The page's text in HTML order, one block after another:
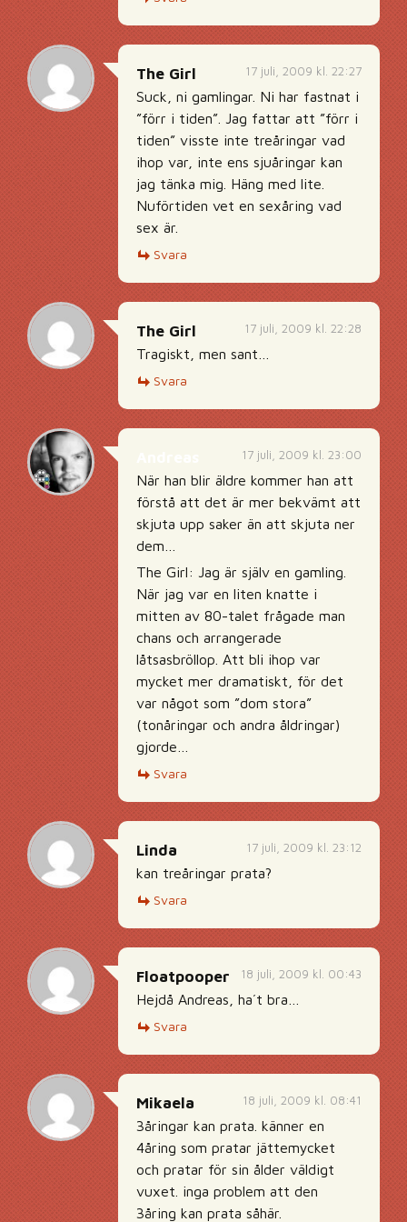
17 juli, 2009 kl. 22:27
The Girl
Suck, ni gamlingar. Ni har fastnat i
”förr i tiden”. Jag fattar att ”förr i
tiden” visste inte treåringar vad
ihop var, inte ens sjuåringar kan
jag tänka mig. Häng med lite.
Nuförtiden vet en sexåring vad
sex är.
Svara
17 juli, 2009 kl. 22:28
The Girl
Tragiskt, men sant…
Svara
17 juli, 2009 kl. 23:00
När han blir äldre kommer han att
förstå att det är mer bekvämt att
skjuta upp saker än att skjuta ner
dem…
The Girl: Jag är själv en gamling.
När jag var en liten knatte i
mitten av 80-talet frågade man
chans och arrangerade
låtsasbröllop. Att bli ihop var
mycket mer dramatiskt, för det
var något som ”dom stora”
(tonåringar och andra åldringar)
gjorde…
Svara
17 juli, 2009 kl. 23:12
Linda
kan treåringar prata?
Svara
18 juli, 2009 kl. 00:43
Floatpooper
Hejdå Andreas, ha´t bra…
Svara
18 juli, 2009 kl. 08:41
Mikaela
3åringar kan prata. känner en
4åring som pratar jättemycket
och pratar för sin ålder väldigt
vuxet. inga problem att den
3åring kan prata såhär.